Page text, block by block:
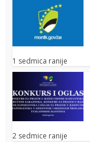
1 sedmica ranije
2 sedmice ranije